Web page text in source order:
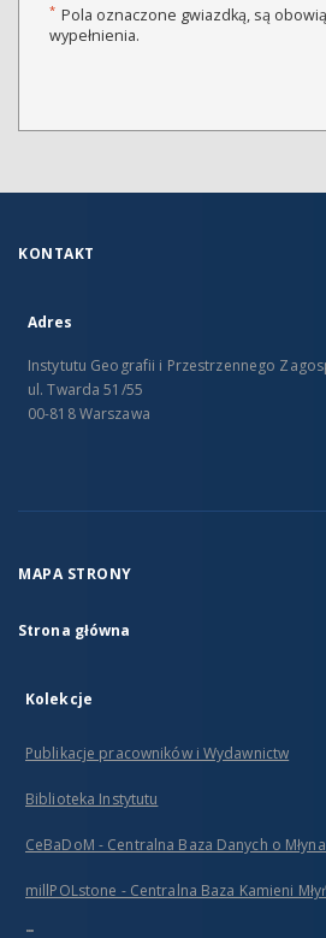
* Pola oznaczone gwiazdką, są
wypełnienia.
KONTAKT
Adres
Instytutu Geografii i Przestrzennego
ul. Twarda 51/55
00-818 Warszawa
MAPA STRONY
Strona główna
Kolekcje
Publikacje pracowników i Wydawnictw
Biblioteka Instytutu
CeBaDoM - Centralna Baza Danych o
millPOLstone - Centralna Baza Kamieni
...